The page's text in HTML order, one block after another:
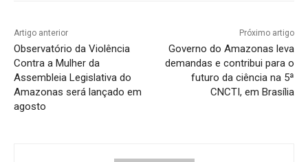
Artigo anterior
Observatório da Violência
Contra a Mulher da
Assembleia Legislativa do
Amazonas será lançado em
agosto
Próximo artigo
Governo do Amazonas leva
demandas e contribui para o
futuro da ciência na 5ª
CNCTI, em Brasília